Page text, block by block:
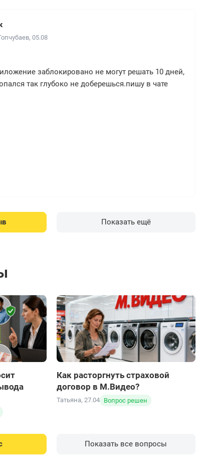
05.08
заблокировано не могут решать 10 дней,
так глубоко не доберешься.пишу в чате
ТКБ, потому что понравились условия. Перед
ничего лишнего не навязывал.
быстрое. Впечатление осталось очень хорошее,
обслуживание)
Показать ещё
Как расторгнуть страховой
договор в М.Видео?
Татьяна, 27.04 Вопрос решен
Показать все вопросы